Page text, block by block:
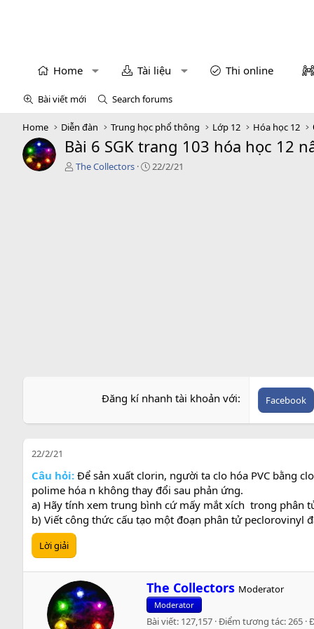
Home Tài liệu Thi online
Bài viết mới Search forums
Home Diễn đàn Trung học phổ thông Lớp 12 Hóa học 12
Bài 6 SGK trang 103 hóa học 12
T
The Collectors
C
22/2/21
Đăng kí nhanh tài khoản với Facebook
22/2/21
Câu hỏi: Để sản xuất clorin, người ta clo hóa PVC bằng
polime hóa n không thay đổi sau phản ứng.
a) Hãy tính xem trung bình cứ mấy mắt xích trong phân
b) Viết công thức cấu tạo một đoạn phân tử peclorovinyl
Lời giải
W
r
i
t
The Collectors Moderator
Moderator
Bài viết 127,157 Điểm tương tác 265